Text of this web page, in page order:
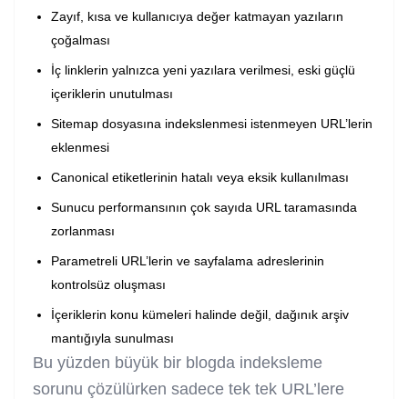
Zayıf, kısa ve kullanıcıya değer katmayan yazıların
çoğalması
İç linklerin yalnızca yeni yazılara verilmesi, eski güçlü
içeriklerin unutulması
Sitemap dosyasına indekslenmesi istenmeyen URL’lerin
eklenmesi
Canonical etiketlerinin hatalı veya eksik kullanılması
Sunucu performansının çok sayıda URL taramasında
zorlanması
Parametreli URL’lerin ve sayfalama adreslerinin
kontrolsüz oluşması
İçeriklerin konu kümeleri halinde değil, dağınık arşiv
mantığıyla sunulması
Bu yüzden büyük bir blogda indeksleme
sorunu çözülürken sadece tek tek URL’lere